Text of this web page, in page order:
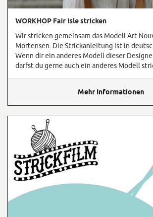
WORKHOP Fair isle stricken
Wir stricken gemeinsam das Modell Art
Mortensen. Die Strickanleitung ist in
Wenn dir ein anderes Modell dieser
darfst du gerne auch ein anderes Modell
Mehr Informationen